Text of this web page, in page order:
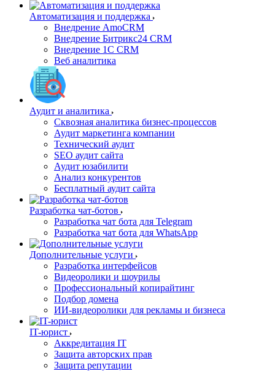
Автоматизация и поддержка
Внедрение AmoCRM
Внедрение Битрикс24 CRM
Внедрение 1C CRM
Веб аналитика
Аудит и аналитика
Сквозная аналитика бизнес-процессов
Аудит маркетинга компании
Технический аудит
SEO аудит сайта
Аудит юзабилити
Анализ конкурентов
Бесплатный аудит сайта
Разработка чат-ботов
Разработка чат бота для Telegram
Разработка чат бота для WhatsApp
Дополнительные услуги
Разработка интерфейсов
Видеоролики и шоурилы
Профессиональный копирайтинг
Подбор домена
ИИ-видеоролики для рекламы и бизнеса
IT-юрист
Аккредитация IT
Защита авторских прав
Защита репутации